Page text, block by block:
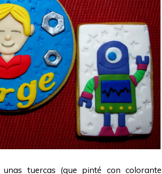
tuercas (que pinté con colorante